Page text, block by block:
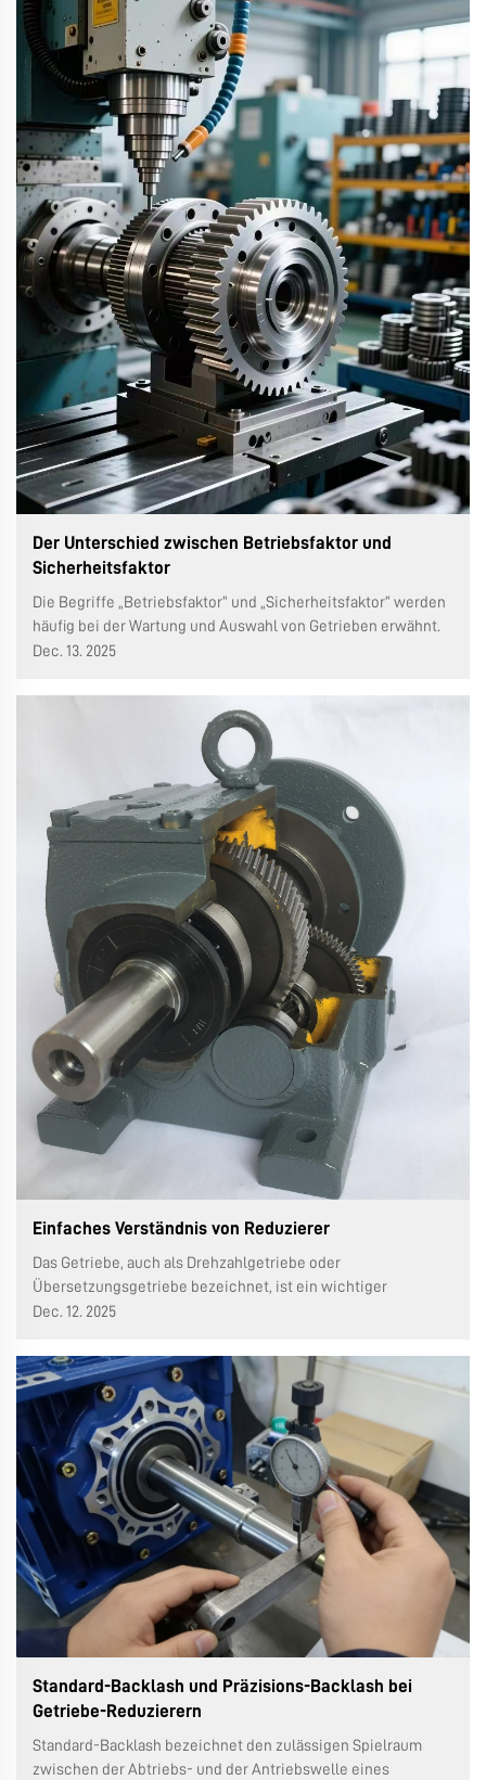
Der Unterschied zwischen Betriebsfaktor und
Sicherheitsfaktor
Die Begriffe „Betriebsfaktor“ und „Sicherheitsfaktor“ werden
häufig bei der Wartung und Auswahl von Getrieben erwähnt.
Die Begriffe klingen im Zusammenhang mit der Verwendung
unterschiedliche Bedeutung. Das Verständnis ihrer
Dec. 13. 2025
Einfaches Verständnis von Reduzierer
Das Getriebe, auch als Drehzahlgetriebe oder
Übersetzungsgetriebe bezeichnet, ist ein wichtiger
Bestandteil zur Bewegungssteuerung in Maschinen. Seine
Drehgeschwindigkeit zu verringern und gleichzeitig die
Drehkraft auf der Ausgangsseite zu erhöhen. Wo...
Dec. 12. 2025
Standard-Backlash und Präzisions-Backlash bei
Getriebe-Reduzierern
Standard-Backlash bezeichnet den zulässigen Spielraum
zwischen der Abtriebs- und der Antriebswelle eines